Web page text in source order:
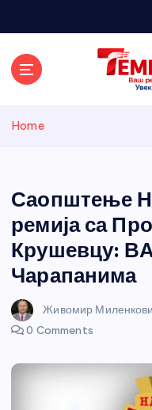
Home
Саопштење
ремија са
Крушевцу:
Чарапанима
Живомир
0 Comments